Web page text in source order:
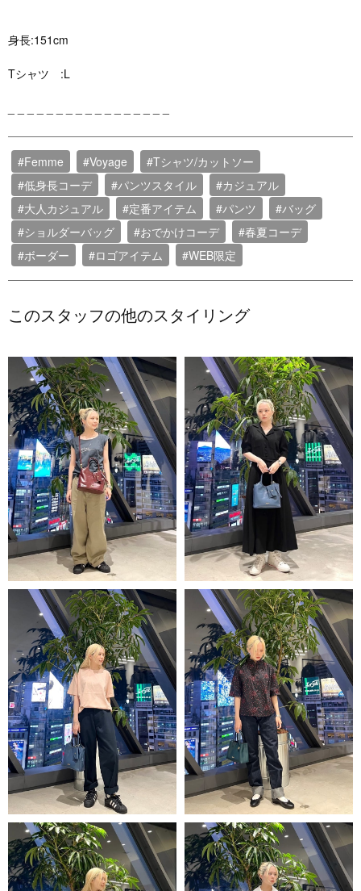
身長:151cm
Tシャツ :L
#Femme #Voyage
#Tシャツ/カットソー
#低身長コーデ
#パンツスタイル
#カジュアル
#大人カジュアル
#定番アイテム #パンツ
#バッグ
#ショルダーバッグ
#おでかけコーデ
#春夏コーデ
#ボーダー
#ロゴアイテム #WEB限定
このスタッフの他のスタイリング